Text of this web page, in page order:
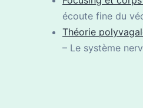
écoute fine du
Théorie
– Le système